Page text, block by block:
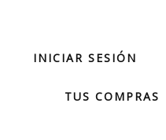
INICIAR SESIÓN
TUS COMPRAS